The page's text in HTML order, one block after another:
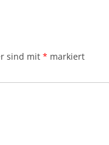
sind mit * markiert